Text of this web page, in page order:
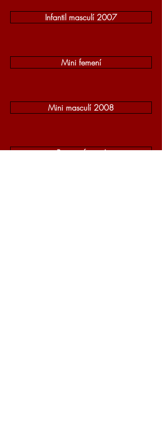
Infantil masculí 2007
Mini femení
Mini masculí 2008
Premini femení